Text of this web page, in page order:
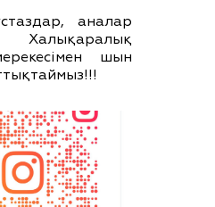
аналар
Халықаралық
шын